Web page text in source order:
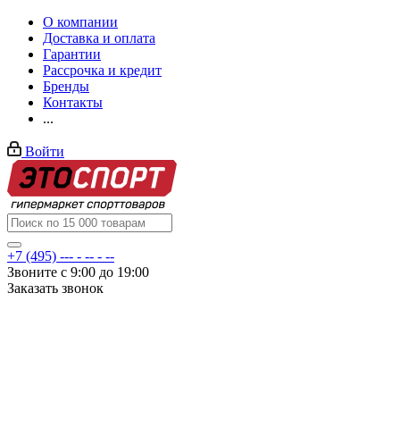
О компании
Доставка и оплата
Гарантии
Рассрочка и кредит
Бренды
Контакты
...
Войти
+7 (495) --- - -- - --
Звоните с 9:00 до 19:00
Заказать звонок